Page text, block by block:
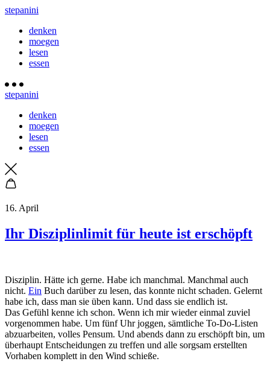
stepanini
denken
moegen
lesen
essen
stepanini
denken
moegen
lesen
essen
16. April
Ihr Disziplinlimit für heute ist erschöpft
Disziplin. Hätte ich gerne. Habe ich manchmal. Manchmal auch
nicht. Ein Buch darüber zu lesen, das konnte nicht schaden. Gelernt
habe ich, dass man sie üben kann. Und dass sie endlich ist.
Das Gefühl kenne ich schon. Wenn ich mir wieder einmal zuviel
vorgenommen habe. Um fünf Uhr joggen, sämtliche To-Do-Listen
abzuarbeiten, volles Pensum. Und abends dann zu erschöpft bin, um
überhaupt Entscheidungen zu treffen und alle sorgsam erstellten
Vorhaben komplett in den Wind schieße.